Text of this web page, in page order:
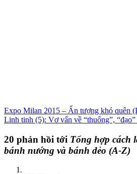
Expo Milan 2015 – Ấn tượng khó quên
Linh tinh (5): Vơ vẩn về “thuổng”, “đạo”
20 phản hồi tới Tổng hợp cách
bánh nướng và bánh dẻo (A-Z)